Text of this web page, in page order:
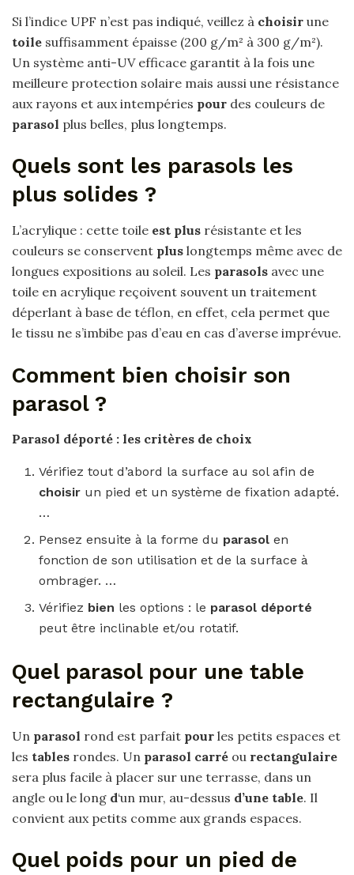
Si l’indice UPF n’est pas indiqué, veillez à choisir une
toile suffisamment épaisse (200 g/m² à 300 g/m²).
Un système anti-UV efficace garantit à la fois une
meilleure protection solaire mais aussi une résistance
aux rayons et aux intempéries pour des couleurs de
parasol plus belles, plus longtemps.
Quels sont les parasols les
plus solides ?
L’acrylique : cette toile est plus résistante et les
couleurs se conservent plus longtemps même avec de
longues expositions au soleil. Les parasols avec une
toile en acrylique reçoivent souvent un traitement
déperlant à base de téflon, en effet, cela permet que
le tissu ne s’imbibe pas d’eau en cas d’averse imprévue.
Comment bien choisir son
parasol ?
Parasol déporté : les critères de choix
Vérifiez tout d’abord la surface au sol afin de
choisir un pied et un système de fixation adapté.
…
Pensez ensuite à la forme du parasolen
fonction de son utilisation et de la surface à
ombrager. …
Vérifiez bien les options : le parasol déporté
peut être inclinable et/ou rotatif.
Quel parasol pour une table
rectangulaire ?
Un parasol rond est parfait pour les petits espaces et
les tables rondes. Un parasol carré ou rectangulaire
sera plus facile à placer sur une terrasse, dans un
angle ou le long d‘un mur, au-dessus d’une table. Il
convient aux petits comme aux grands espaces.
Quel poids pour un pied de